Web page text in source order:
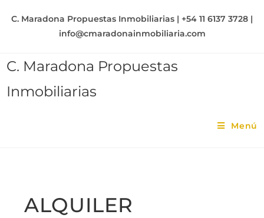
C. Maradona Propuestas Inmobiliarias | +54 11 6137 3728 |
info@cmaradonainmobiliaria.com
C. Maradona Propuestas
Inmobiliarias
Menú
ALQUILER